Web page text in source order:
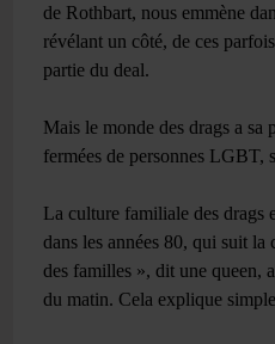
de Rothbart, nous emmène
révélant un côté, de ces
partie du deal.
Mais le monde des drags a
fermées de personnes LGBT,
La culture familiale des drags
dans les années 80, qui suit la
des familles », dit une queen,
du matin. Cela explique